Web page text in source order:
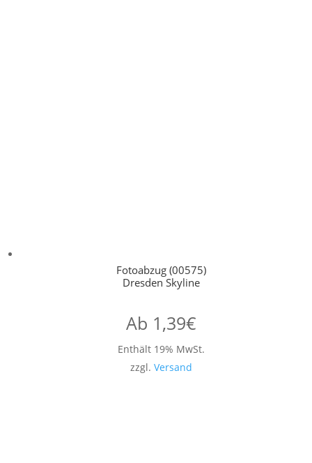
Fotoabzug (00575)
Dresden Skyline
Ab 1,39€
Enthält 19% MwSt.
zzgl. Versand